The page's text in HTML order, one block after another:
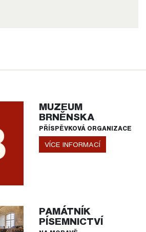
MUZEUM
BRNĚNSKA
PŘÍSPĚVKOVÁ ORGANIZACE
VÍCE INFORMACÍ
PAMÁTNÍK
PÍSEMNICTVÍ